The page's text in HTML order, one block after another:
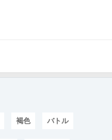
褐色 バトル